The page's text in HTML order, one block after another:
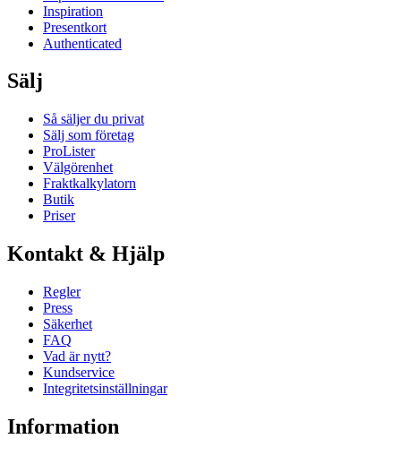
Inspiration
Presentkort
Authenticated
Sälj
Så säljer du privat
Sälj som företag
ProLister
Välgörenhet
Fraktkalkylatorn
Butik
Priser
Kontakt & Hjälp
Regler
Press
Säkerhet
FAQ
Vad är nytt?
Kundservice
Integritetsinställningar
Information